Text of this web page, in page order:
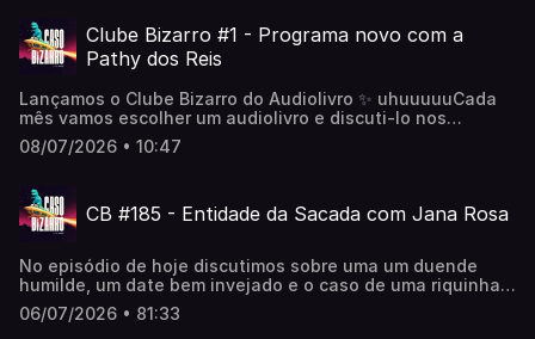
https://bit.ly/3SWirK8〰️Dicas Bizarras:▪️O Feitiço de Áquila
▫️ Disney+ (Tiago)▪️Off Campus: Amores Improváveis ▫️ Prime
Vídeo (Mabê)▪️Margô Está em Apuros ▫️ Apple TV+
Kill - Social Distortion (Tiago)▪️Álbuns Duquesa (Mabê)〰️📽️
youtube.com/@CasoBizarro👽 apoia.se/casobizarro🛸
orelo.cc/casobizarro
Clube Bizarro #1 - Programa novo com a
Pathy dos Reis
Lançamos o Clube Bizarro do Audiolivro ✨ uhuuuuuCada
mês vamos escolher um audiolivro e discuti-lo nos
episódios do Clube dentro do podcast Caso Bizarro.Serão
dois episódios mensais sempre às quartas feiras
assinante do Amazon Music Unlimited? Se sim, você já
tem acesso a um audiolivro grátis por mês.Se não, pega a
dica desse CUPOM 🫵Cupom: AUDIOLIVROInstruções:Visite
navegador web Clique em 'Inserir código
promocional' Digite seu código promocional Clique em
'Experimente agora' Observação: O código promocional só
pode ser inserido uma vez.
08/07/2026 • 10:47
CB #185 - Entidade da Sacada com Jana Rosa
No episódio de hoje discutimos sobre uma um duende
humilde, um date bem invejado e o caso de uma riquinha
possuída pelo demônio!***🎭 Temporada de gravações
Caso Bizarro no Teatro Youtube!Ingressos aqui:
06/07/2026 • 81:33